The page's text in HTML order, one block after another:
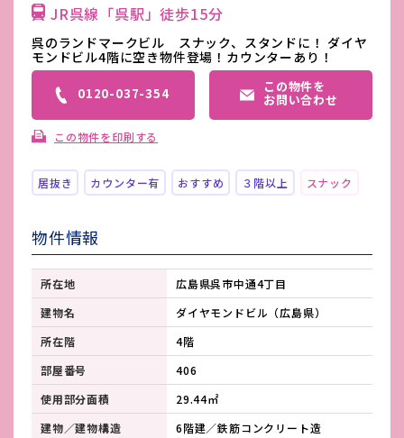
JR呉線「呉駅」徒歩15分
呉のランドマークビル スナック、スタンドに！ ダイヤ
モンドビル4階に空き物件登場！カウンターあり！
0120-037-354 この物件を
お問い合わせ
この物件を印刷する
居抜き カウンター有 おすすめ ３階以上 スナック
物件情報
所在地
広島県呉市中通4丁目
建物名
ダイヤモンドビル（広島県）
所在階
4階
部屋番号
406
使用部分面積
29.44㎡
建物／建物構造
6階建／鉄筋コンクリート造